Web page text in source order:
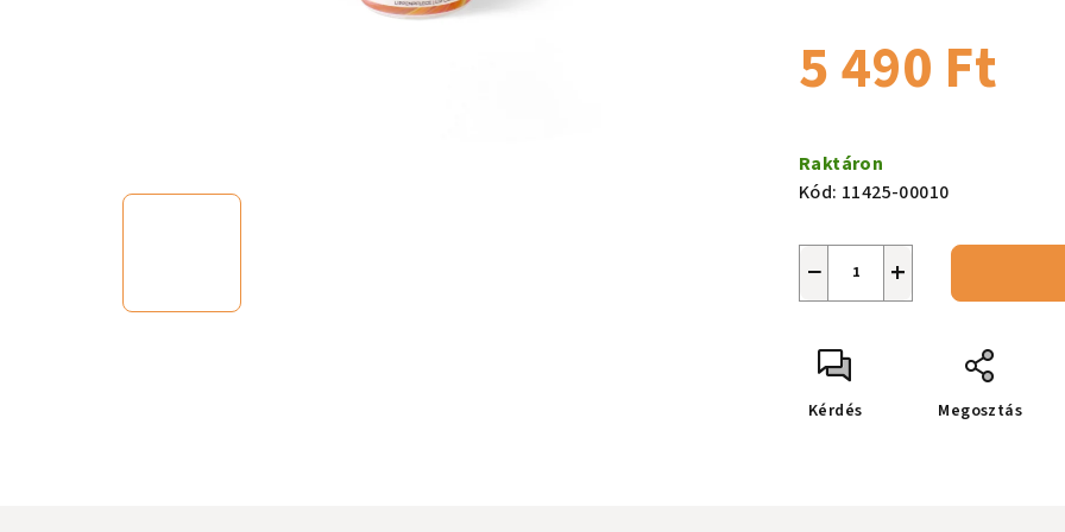
5 490 Ft
Raktáron
Kód: 11425-00010
+
−
Kérdés Megosztás